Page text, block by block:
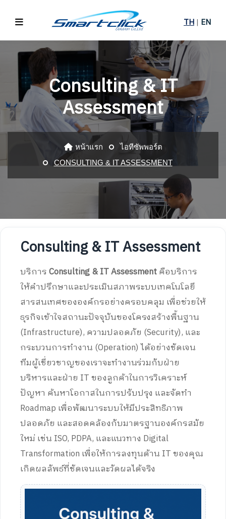
TH | EN
Consulting & IT
Assessment
หน้าแรก
ไอทีซัพพอร์ต
CONSULTING & IT ASSESSMENT
Consulting & IT Assessment
บริการConsulting & IT Assessmentคือบริการ
ให้คำปรึกษาและประเมินสภาพระบบเทคโนโลยี
สารสนเทศขององค์กรอย่างครอบคลุม เพื่อช่วยให้
ธุรกิจเข้าใจสถานะปัจจุบันของโครงสร้างพื้นฐาน
(Infrastructure), ความปลอดภัย (Security), และ
กระบวนการทำงาน (Operation) ได้อย่างชัดเจน
ทีมผู้เชี่ยวชาญของเราจะทำงานร่วมกับฝ่าย
บริหารและฝ่าย IT ของลูกค้าในการวิเคราะห์
ปัญหา ค้นหาโอกาสในการปรับปรุง และจัดทำ
Roadmap เพื่อพัฒนาระบบให้มีประสิทธิภาพ
ปลอดภัย และสอดคล้องกับมาตรฐานองค์กรสมัย
ใหม่ เช่น ISO, PDPA, และแนวทาง Digital
Transformation เพื่อให้การลงทุนด้าน IT ของคุณ
เกิดผลลัพธ์ที่ชัดเจนและวัดผลได้จริง